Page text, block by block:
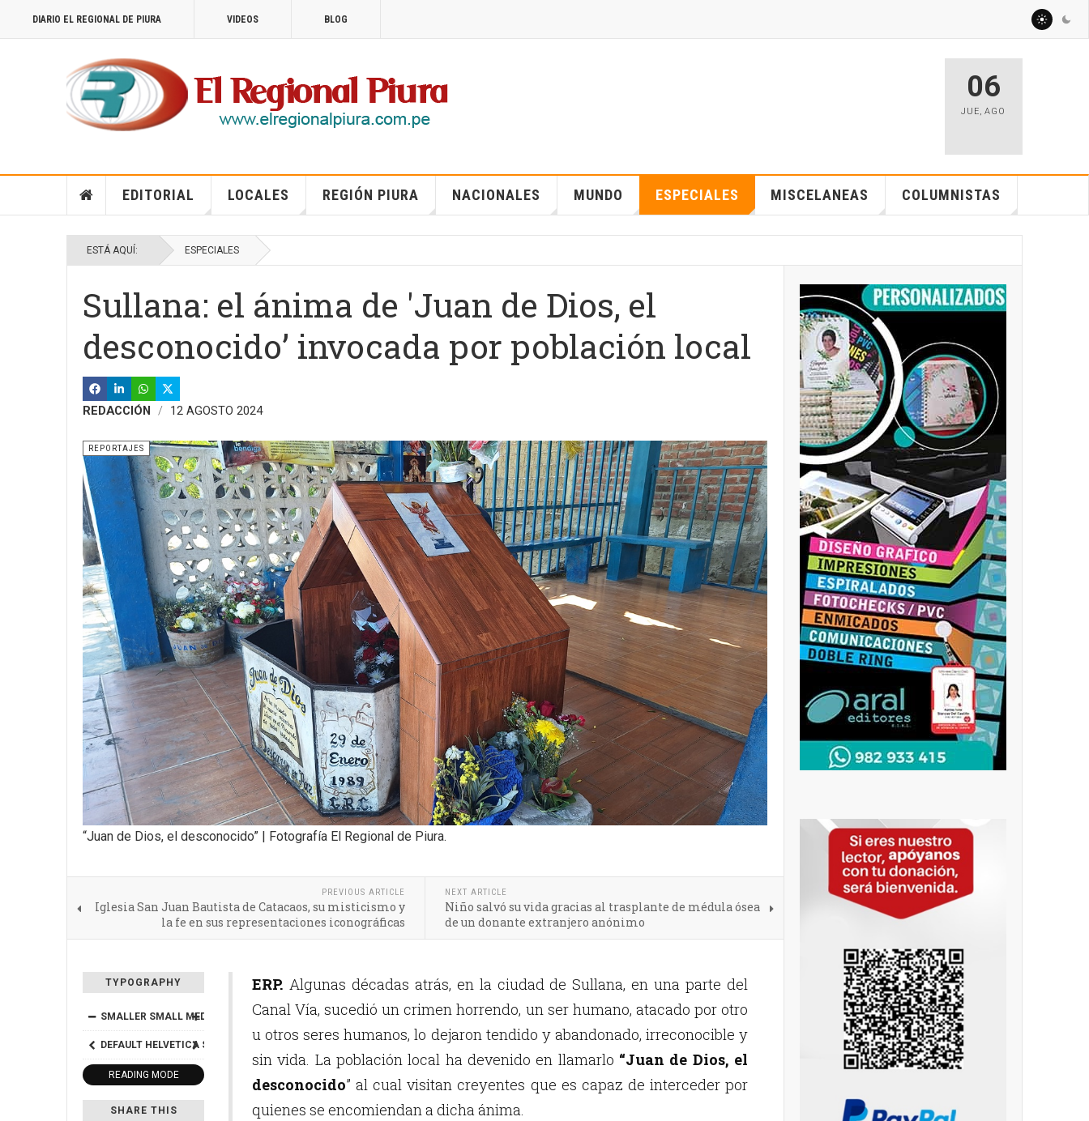
DIARIO EL REGIONAL DE PIURA VIDEOS BLOG
06
JUE,AGO
EDITORIAL LOCALES REGIÓN PIURA NACIONALES MUNDO ESPECIALES MISCELANEAS COLUMNISTAS
ESTÁ AQUÍ: ESPECIALES
Sullana: el ánima de 'Juan de Dios, el
desconocido’ invocada por población local
REDACCIÓN 12 AGOSTO 2024
“Juan de Dios, el desconocido” | Fotografía El Regional de Piura.
REPORTAJES
PREVIOUS ARTICLE
Iglesia San Juan Bautista de Catacaos, su misticismo y
la fe en sus representaciones iconográficas
NEXT ARTICLE
Niño salvó su vida gracias al trasplante de médula ósea
de un donante extranjero anónimo
TYPOGRAPHY
SMALLER SMALL MEDIUM BIGGER
DEFAULT HELVETICA SEGOE
READING MODE
SHARE THIS
ERP. Algunas décadas atrás, en la ciudad de Sullana, en una parte del
Canal Vía, sucedió un crimen horrendo, un ser humano, atacado por otro
u otros seres humanos, lo dejaron tendido y abandonado, irreconocible y
sin vida. La población local ha devenido en llamarlo “Juan de Dios, el
desconocido” al cual visitan creyentes que es capaz de interceder por
quienes se encomiendan a dicha ánima.